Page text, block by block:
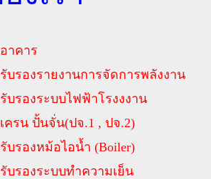
าคาร
บรองรายงานการจัดการพลังงาน
บรองระบบไฟฟ้าโรงงงาน
ครน ปั้นจั่น(ปจ.1 , ปจ.2)
บรองหม้อไอน้ำ (Boiler)
บรองระบบทำความเย็น